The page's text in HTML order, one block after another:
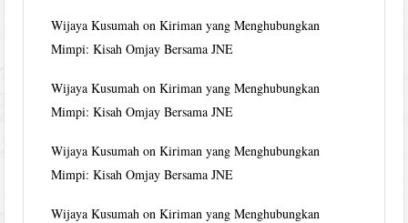
Wijaya Kusumah onKiriman yang Menghubungkan
Mimpi: Kisah Omjay Bersama JNE
Wijaya Kusumah onKiriman yang Menghubungkan
Mimpi: Kisah Omjay Bersama JNE
Wijaya Kusumah onKiriman yang Menghubungkan
Mimpi: Kisah Omjay Bersama JNE
Wijaya Kusumah onKiriman yang Menghubungkan